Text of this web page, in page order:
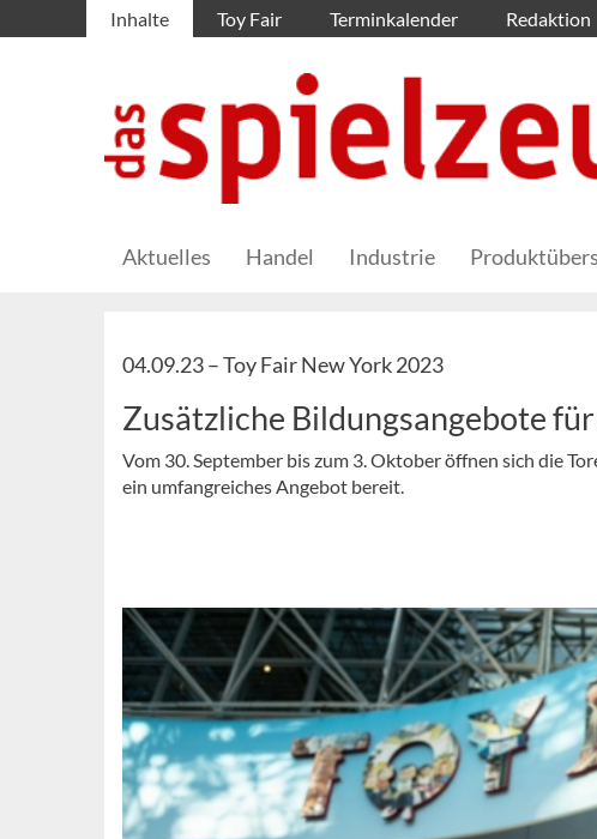
Inhalte Toy Fair Terminkalender Redaktion
Aktuelles Handel Industrie
04.09.23 –Toy Fair New York 2023
Zusätzliche Bildungsangebote
Vom 30. September bis zum 3. Oktober öffnen sich die
ein umfangreiches Angebot bereit.